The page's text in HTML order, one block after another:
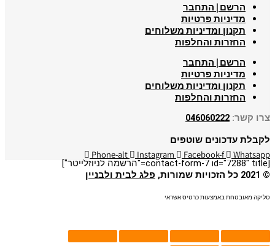
הרשם | התחבר
מדיניות פרטיות
תקנון ומדיניות משלוחים
החזרות והחלפות
הרשם | התחבר
מדיניות פרטיות
תקנון ומדיניות משלוחים
החזרות והחלפות
צרו קשר: 046060222
לקבלת עדכונים שוטפים
[contact-form-7 id="7288" title="הרשמה לניוזלייטר"]
Phone-alt Instagram Facebook-f Whatsapp
© 2021 כל הזכויות שמורות, פלג לבית ולבניין
סליקה מאובטחת באמצעות כרטיס אשראי